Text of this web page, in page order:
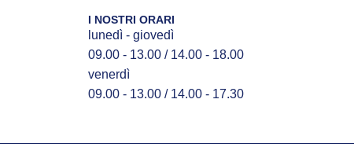
I NOSTRI ORARI
lunedì - giovedì
09.00 - 13.00 / 14.00 - 18.00
venerdì
09.00 - 13.00 / 14.00 - 17.30